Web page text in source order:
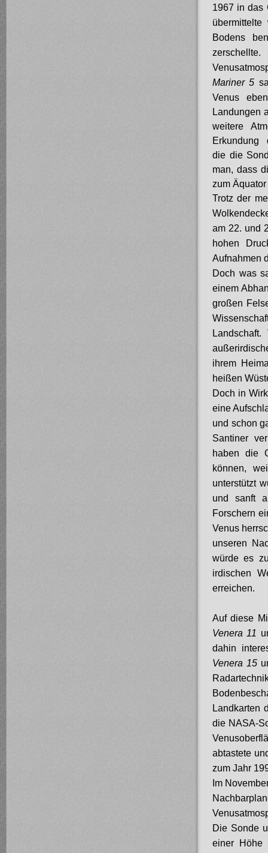
1967 in das
Bodens
zerschellte.
Mariner 5
Venus
Landungen
weitere
Erkundung
die die
man, dass
zum
Trotz der
am 22. und
hohen
Aufnahmen
Doch was
einem
großen
ihrem
heißen
Doch in
eine
und schon
Santiner
haben die
können,
unterstützt
und sanft
Forschern
Venus
unseren
würde es
irdischen
erreichen.
Auf diese
Venera 11
dahin
Venera 15
Landkarten
die NASA-
abtastete
zum Jahr
Im
Die Sonde
einer Höhe